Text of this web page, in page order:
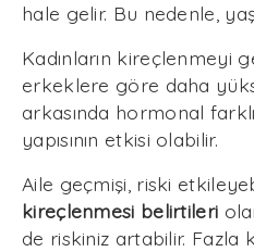
hale gelir. Bu nedenle,
Kadınların kireçlenmeyi
erkeklere göre daha
arkasında hormonal
yapısının etkisi olabilir.
Aile geçmişi, riski
kireçlenmesi belirtileri
de riskiniz artabilir.